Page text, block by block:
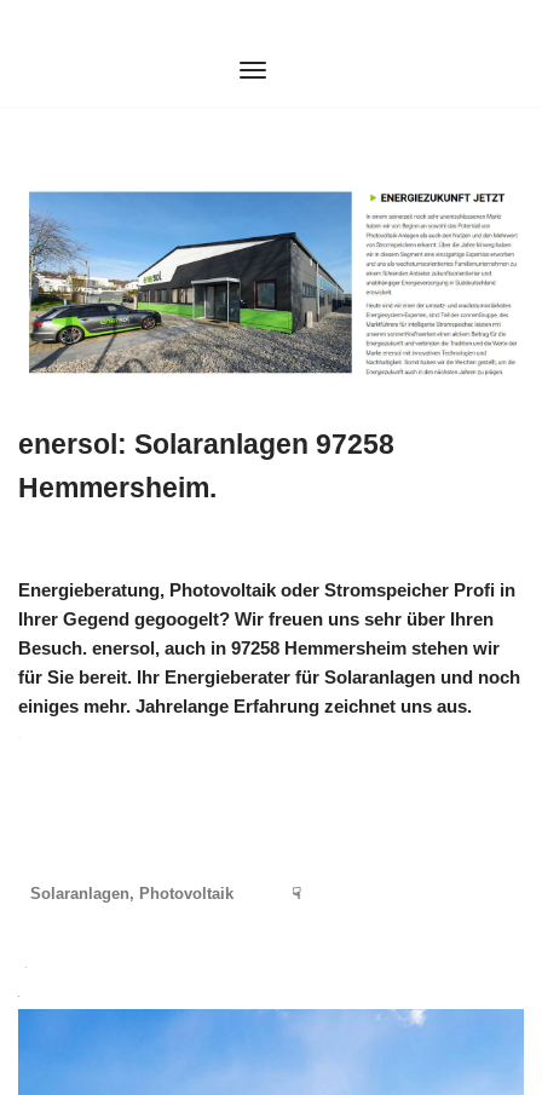
enersol: Solaranlagen 97258
Hemmersheim.
Energieberatung, Photovoltaik oder Stromspeicher Profi in
Ihrer Gegend gegoogelt? Wir freuen uns sehr über Ihren
Besuch. enersol, auch in 97258 Hemmersheim stehen wir
für Sie bereit. Ihr Energieberater für Solaranlagen und noch
einiges mehr. Jahrelange Erfahrung zeichnet uns aus.
Solaranlagen, Photovoltaik ☟